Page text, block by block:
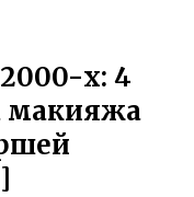
х: 4
макияжа